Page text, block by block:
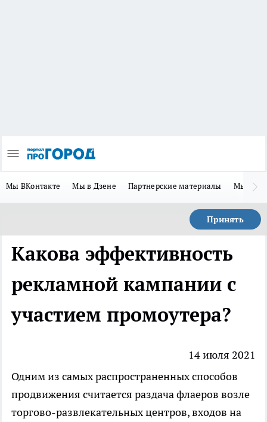
Мы ВКонтакте Мы в Дзене Партнерские материалы Мы в
Принять
Какова эффективность
рекламной кампании с
участием промоутера?
14 июля 2021
Одним из самых распространенных способов
продвижения считается раздача флаеров возле
торгово-развлекательных центров, входов на